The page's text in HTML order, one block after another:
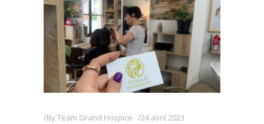
ByTeam Grand Hospice 24 avril 2023